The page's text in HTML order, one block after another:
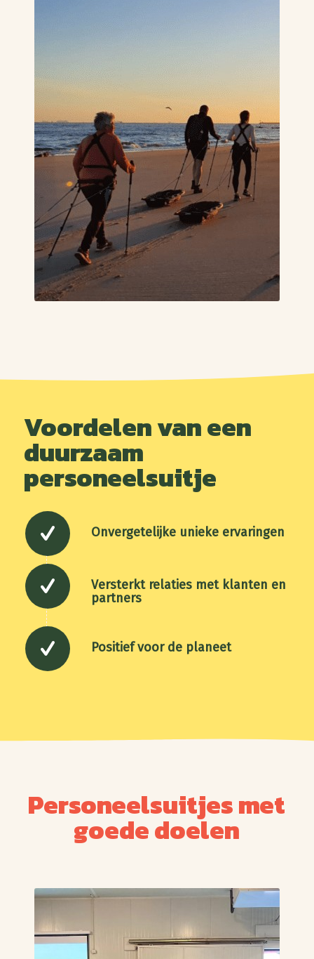
Voordelen van een
duurzaam
personeelsuitje
Onvergetelijke unieke ervaringen
Versterkt relaties met klanten en
partners
Positief voor de planeet
Personeelsuitjes met
goede doelen